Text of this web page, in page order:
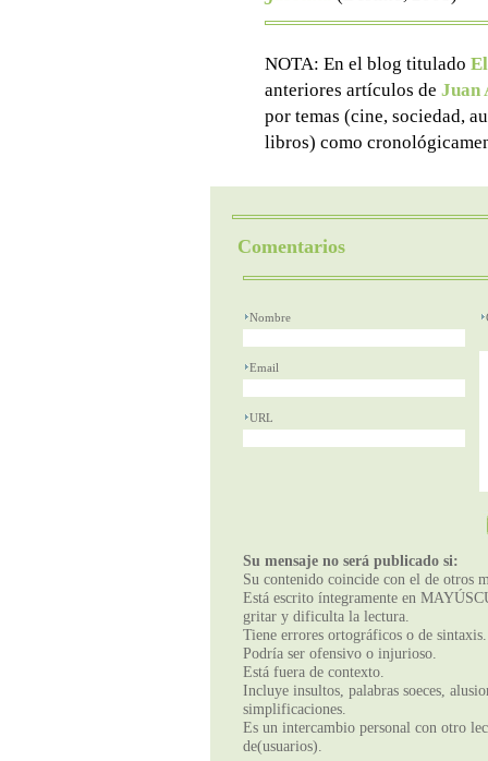
NOTA: En el blog titulado
anteriores artículos de Juan
por temas (cine, sociedad,
libros) como
Comentarios
Nombre
Email
URL
Su mensaje no será publicado si:
Su contenido coincide con el de otros
Está escrito íntegramente en
gritar y dificulta la lectura.
Tiene errores ortográficos o de sintaxis.
Podría ser ofensivo o injurioso.
Está fuera de contexto.
Incluye insultos, palabras soeces,
simplificaciones.
Es un intercambio personal con otro
de(usuarios).